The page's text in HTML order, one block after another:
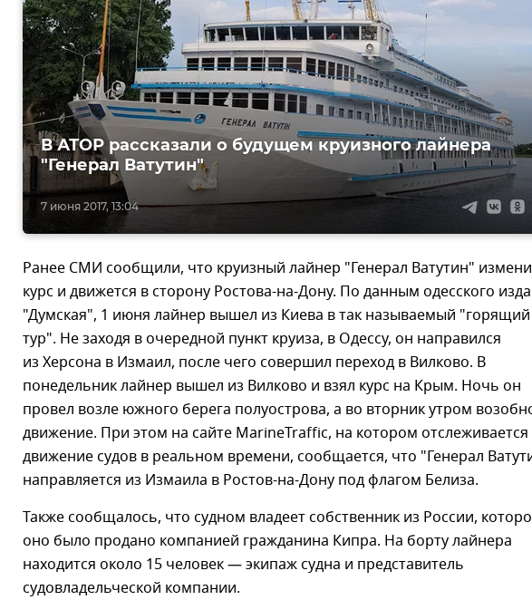
7 июня 2017, 13:04
В АТОР рассказали о будущем круизного лайнера
"Генерал Ватутин"
Ранее СМИ сообщили, что круизный лайнер "Генерал Ватутин"
курс и движется в сторону Ростова-на-Дону. По данным одесского
"Думская", 1 июня лайнер вышел из Киева в так называемый "горящий
тур". Не заходя в очередной пункт круиза, в Одессу, он направился
из Херсона в Измаил, после чего совершил переход в Вилково. В
понедельник лайнер вышел из Вилково и взял курс на Крым. Ночь он
провел возле южного берега полуострова, а во вторник утром
движение. При этом на сайте MarineTraffic, на котором отслеживается
движение судов в реальном времени, сообщается, что "Генерал
направляется из Измаила в Ростов-на-Дону под флагом Белиза.
Также сообщалось, что судном владеет собственник из России,
оно было продано компанией гражданина Кипра. На борту лайнера
находится около 15 человек — экипаж судна и представитель
судовладельческой компании.